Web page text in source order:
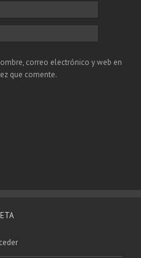
correo electrónico y web en
que comente.